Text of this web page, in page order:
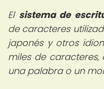
El sistema de
de caracteres
japonés y otros
miles de
una palabra o un